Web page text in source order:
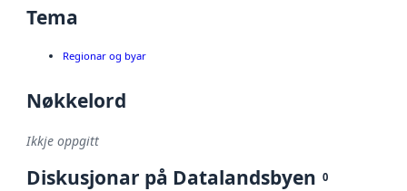
Tema
Regionar og byar
Nøkkelord
Ikkje oppgitt
Diskusjonar på Datalandsbyen 0